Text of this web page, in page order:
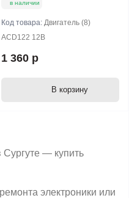
в наличии
Код товара: Двигатель (8)
ACD122 12В
1 360 р
В корзину
Сургуте — купить
электроники или